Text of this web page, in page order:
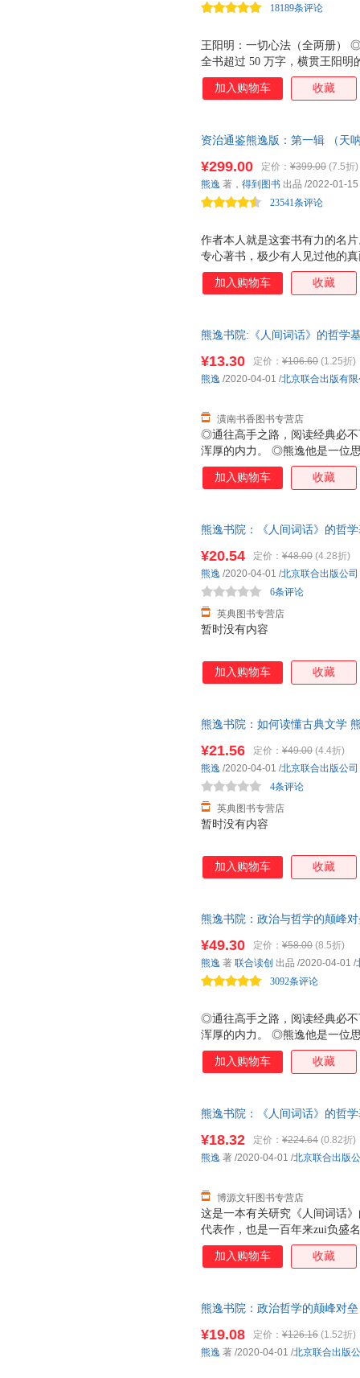
王阳明：一切心法（全两册）
全书超过 50 万字，横贯王阳
纂有别；如果想要了解王阳明
完全不同，《王阳明：一切心
念。它是驱动整个世界总的发
而不是浮于表面的心灵鸡汤。
18189条评论
加入购物车 收藏
资治通鉴熊逸版：第一辑 （天
法，也是读一切中国古书的正
荐。
作者本人就是这套书有力的名
专心著书，极少有人见过他的
说苏轼》等9门课程，超过50
多部作品，如《王阳明》《春
完前2卷。不到2万字的原文，
大。 用比原著更开阔的视野，
，本书传达了作者读经典一以
¥299.00 定价： ¥399.00 (7.5折)
23541条评论
熊逸 著， 得到图书 出品 /2022-01-15
加入购物车 收藏
熊逸书院:《人间词话》的哲学
◎通往高手之路，阅读经典必
浑厚的内力。 ◎熊逸他是一位
的真名，他的知识图谱跨度极
精通。他在得到开了三门课程
神，无法招回那过去岁月的欢
《大地乐园》（节选，朱次榴
诗打动，那么，我这本书，应
¥13.30 定价： ¥106.60 (1.25折)
潢南书香图书专营店
熊逸 /2020-04-01 /北京联合出版有
加入购物车 收藏
熊逸书院：《人间词话》的哲
暂时没有内容
¥20.54 定价： ¥48.00 (4.28折)
英典图书专营店
6条评论
熊逸 /2020-04-01 /北京联合出版公司
加入购物车 收藏
熊逸书院：如何读懂古典文学
暂时没有内容
¥21.56 定价： ¥49.00 (4.4折)
英典图书专营店
4条评论
熊逸 /2020-04-01 /北京联合出版公司
加入购物车 收藏
熊逸书院：政治与哲学的颠峰
专栏《熊逸书院》首次结集成
维钢、俞敏洪推荐。
◎通往高手之路，阅读经典必
浑厚的内力。 ◎熊逸他是一位
的真名，他的知识图谱跨度极
精通。他在得到开了三门课程
之后你会发现，那些分立的学
往今来*流的智者对话、交锋，
功，再挑战下一名高手。
¥49.30 定价： ¥58.00 (8.5折)
3092条评论
熊逸 著 联合读创 出品 /2020-04-01 /
加入购物车 收藏
熊逸书院：《人间词话》的哲
这是一本有关研究《人间词话
代表作，也是一百年来zui负盛
与中西学术之交，王国维用中
照下，发前人所未见，细致入
¥18.32 定价： ¥224.64 (0.82折)
博源文轩图书专营店
熊逸 著 /2020-04-01 /北京联合出版
加入购物车 收藏
熊逸书院：政治哲学的颠峰对
¥19.08 定价： ¥126.16 (1.52折)
熊逸 著 /2020-04-01 /北京联合出版